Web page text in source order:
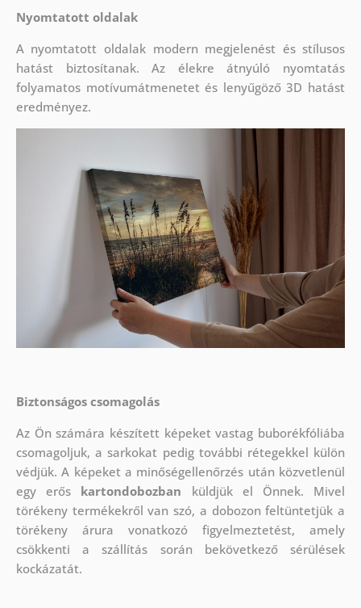
Nyomtatott oldalak
A nyomtatott oldalak modern megjelenést és stílusos
hatást biztosítanak. Az élekre átnyúló nyomtatás
folyamatos motívumátmenetet és lenyűgöző 3D hatást
eredményez.
Biztonságos csomagolás
Az Ön számára készített képeket vastag buborékfóliába
csomagoljuk, a sarkokat pedig további rétegekkel külön
védjük.A képeket a minőségellenőrzés után közvetlenül
egy erős kartondobozban küldjük el Önnek. Mivel
törékeny termékekről van szó, a dobozon feltüntetjük a
törékeny árura vonatkozó figyelmeztetést, amely
csökkenti a szállítás során bekövetkező sérülések
kockázatát.